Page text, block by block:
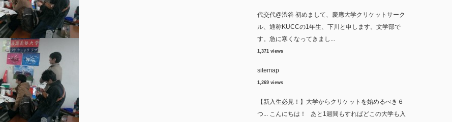
代交代@渋谷 初めまして、慶應大学クリケットサーク
ル、通称KUCCの1年生、下川と申します。文学部で
す。急に寒くなってきまし...
1,371 views
sitemap
1,269 views
【新入生必見！】大学からクリケットを始めるべき６
つ... こんにちは！ あと1週間もすればどこの大学も入